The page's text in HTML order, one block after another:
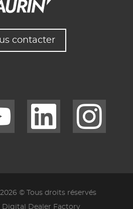
contacter
© Tous droits réservés
Digital Dealer Factory